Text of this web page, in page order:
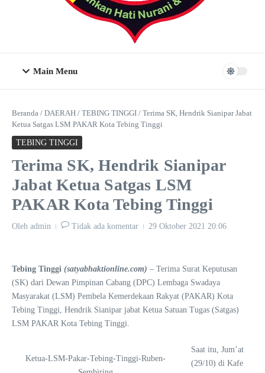
Main Menu
Beranda / DAERAH / TEBING TINGGI / Terima SK, Hendrik Sianipar Jabat
Ketua Satgas LSM PAKAR Kota Tebing Tinggi
TEBING TINGGI
Terima SK, Hendrik Sianipar
Jabat Ketua Satgas LSM
PAKAR Kota Tebing Tinggi
Oleh admin Tidak ada komentar 29 Oktober 2021 20:06
Tebing Tinggi (satyabhaktionline.com) – Terima Surat Keputusan
(SK) dari Dewan Pimpinan Cabang (DPC) Lembaga Swadaya
Masyarakat (LSM) Pembela Kemerdekaan Rakyat (PAKAR) Kota
Tebing Tinggi, Hendrik Sianipar jabat Ketua Satuan Tugas (Satgas)
LSM PAKAR Kota Tebing Tinggi.
Ketua-LSM-Pakar-Tebing-Tinggi-Ruben-
Saat itu, Jum’at
(29/10) di Kafe